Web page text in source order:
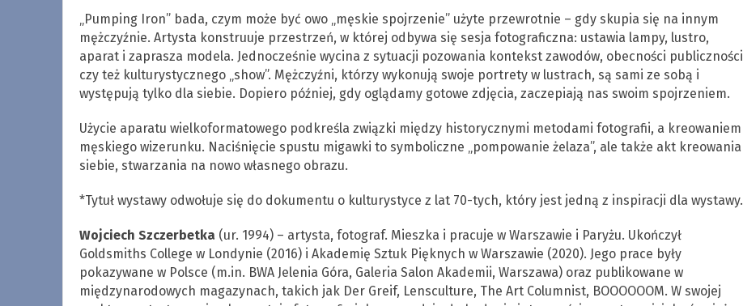
„Pumping Iron” bada, czym może być owo „męskie spojrzenie” użyte przewrotnie – gdy skupia się na innym
mężczyźnie. Artysta konstruuje przestrzeń, w której odbywa się sesja fotograficzna: ustawia lampy, lustro,
aparat i zaprasza modela. Jednocześnie wycina z sytuacji pozowania kontekst zawodów, obecności publiczności
czy też kulturystycznego „show”. Mężczyźni, którzy wykonują swoje portrety w lustrach, są sami ze sobą i
występują tylko dla siebie. Dopiero później, gdy oglądamy gotowe zdjęcia, zaczepiają nas swoim spojrzeniem.
Użycie aparatu wielkoformatowego podkreśla związki między historycznymi metodami fotografii, a kreowaniem
męskiego wizerunku. Naciśnięcie spustu migawki to symboliczne „pompowanie żelaza”, ale także akt kreowania
siebie, stwarzania na nowo własnego obrazu.
*Tytuł wystawy odwołuje się do dokumentu o kulturystyce z lat 70-tych, który jest jedną z inspiracji dla wystawy.
Wojciech Szczerbetka (ur. 1994) – artysta, fotograf. Mieszka i pracuje w Warszawie i Paryżu. Ukończył
Goldsmiths College w Londynie (2016) i Akademię Sztuk Pięknych w Warszawie (2020). Jego prace były
pokazywane w Polsce (m.in. BWA Jelenia Góra, Galeria Salon Akademii, Warszawa) oraz publikowane w
międzynarodowych magazynach, takich jak Der Greif, Lensculture, The Art Columnist, BOOOOOOM. W swojej